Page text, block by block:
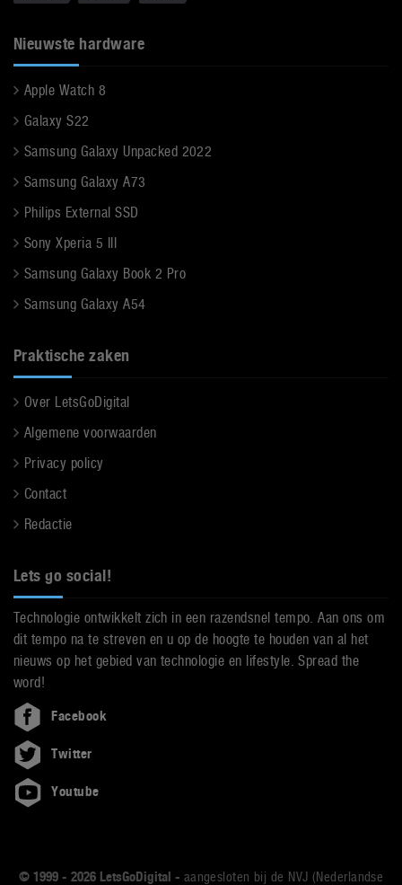
Nieuwste hardware
Apple Watch 8
Galaxy S22
Samsung Galaxy Unpacked 2022
Samsung Galaxy A73
Philips External SSD
Sony Xperia 5 III
Samsung Galaxy Book 2 Pro
Samsung Galaxy A54
Praktische zaken
Over LetsGoDigital
Algemene voorwaarden
Privacy policy
Contact
Redactie
Lets go social!
Technologie ontwikkelt zich in een razendsnel tempo. Aan ons om
dit tempo na te streven en u op de hoogte te houden van al het
nieuws op het gebied van technologie en lifestyle. Spread the
word!
Facebook
Twitter
Youtube
© 1999 - 2026 LetsGoDigital - aangesloten bij de NVJ (Nederlandse